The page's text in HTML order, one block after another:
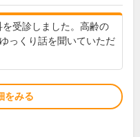
受診しました。高齢の
っくり話を聞いていただ
をみる